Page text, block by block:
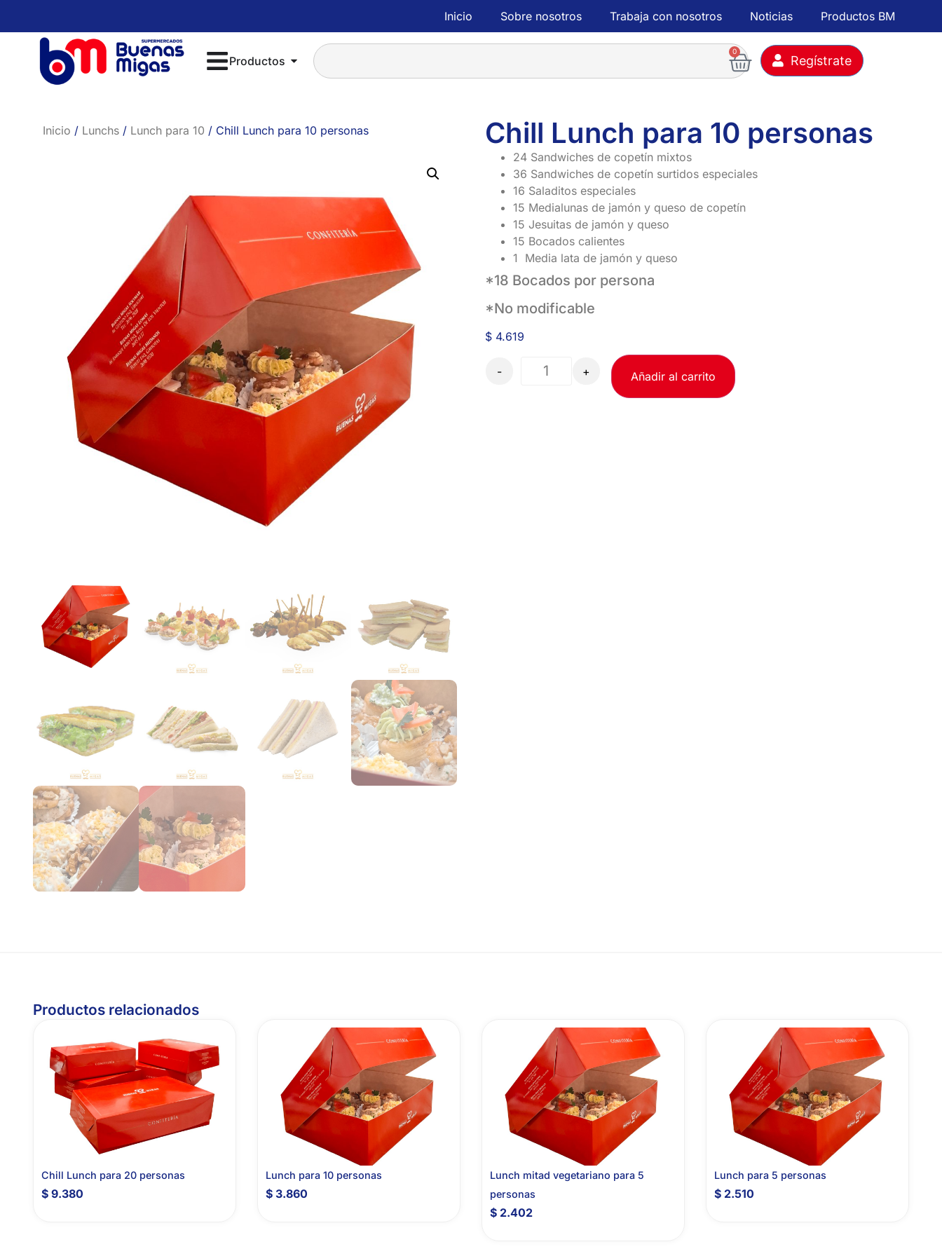
Inicio Sobre nosotros Trabaja con nosotros Noticias Productos BM
Productos
0
Regístrate
Inicio / Lunchs / Lunch para 10 / Chill Lunch para 10 personas Chill Lunch para 10 personas
24 Sandwiches de copetín mixtos
36 Sandwiches de copetín surtidos especiales
16 Saladitos especiales
15 Medialunas de jamón y queso de copetín
15 Jesuitas de jamón y queso
15 Bocados calientes
1 Media lata de jamón y queso
*18 Bocados por persona
*No modificable
$ 4.619
- + Añadir al carrito
Productos relacionados
Chill Lunch para 20 personas
$ 9.380
Lunch para 10 personas
$ 3.860
Lunch mitad vegetariano para 5
personas
$ 2.402
Lunch para 5 personas
$ 2.510